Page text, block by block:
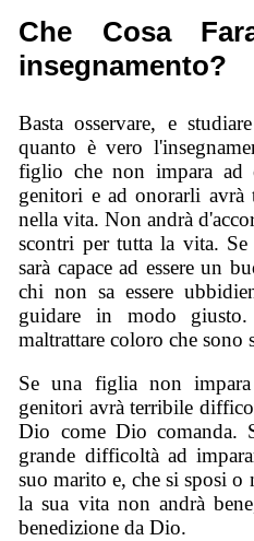
Che Cosa
insegnamento?
Basta osservare, e
quanto è vero
figlio che non impara ad
genitori e ad onorarli
nella vita. Non andrà
scontri per tutta la vita.
sarà capace ad essere un
chi non sa essere
guidare in modo
maltrattare coloro che sono
Se una figlia non
genitori avrà terribile
Dio come Dio comanda.
grande difficoltà ad
suo marito e, che si sposi o
la sua vita non andrà
benedizione da Dio.